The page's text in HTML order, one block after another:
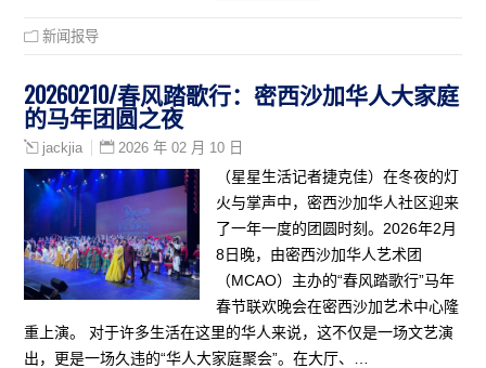
新闻报导
20260210/春风踏歌行：密西沙加华人大家庭
的马年团圆之夜
jackjia 2026 年 02 月 10 日
（星星生活记者捷克佳）在冬夜的灯
火与掌声中，密西沙加华人社区迎来
了一年一度的团圆时刻。2026年2月
8日晚，由密西沙加华人艺术团
（MCAO）主办的“春风踏歌行”马年
春节联欢晚会在密西沙加艺术中心隆
重上演。 对于许多生活在这里的华人来说，这不仅是一场文艺演
出，更是一场久违的“华人大家庭聚会”。在大厅、…